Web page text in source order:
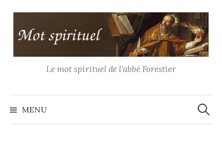
contenu
Le mot spirituel de l'abbé Forestier
MENU